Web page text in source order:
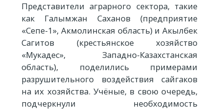
Представители аграрного сектора, такие
как Галымжан Саханов (предприятие
«Сепе-1», Акмолинская область) и Акылбек
Сагитов (крестьянское хозяйство
«Мукадес», Западно-Казахстанская
область), поделились примерами
разрушительного воздействия сайгаков
на их хозяйства. Учёные, в свою очередь,
подчеркнули необходимость